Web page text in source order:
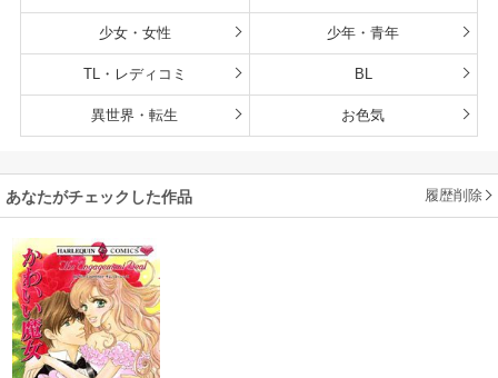
少女・女性 少年・青年
TL・レディコミ BL
異世界・転生 お色気
あなたがチェックした作品 履歴削除